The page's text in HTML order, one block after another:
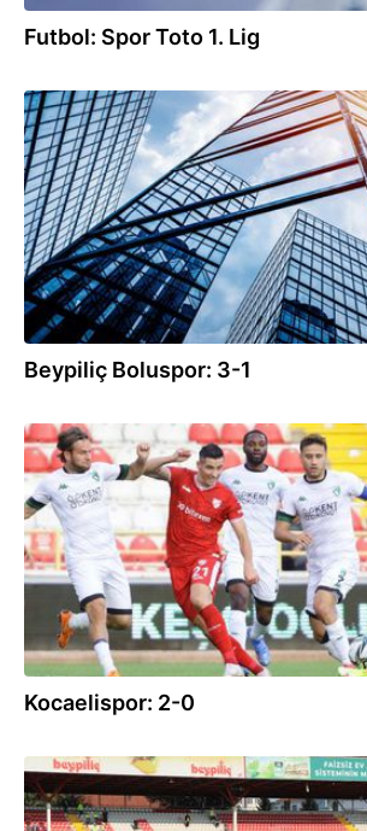
Futbol: Spor Toto 1. Lig
17.10.2021
Beypiliç Boluspor: 3-1
12.09.2021
Kocaelispor: 2-0
12.09.2021